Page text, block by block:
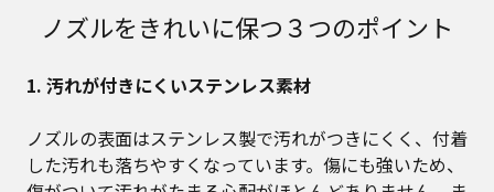
ノズルをきれいに保つ３つのポイント
1. 汚れが付きにくいステンレス素材
ノズルの表面はステンレス製で汚れがつきにくく、付着
した汚れも落ちやすくなっています。傷にも強いため、